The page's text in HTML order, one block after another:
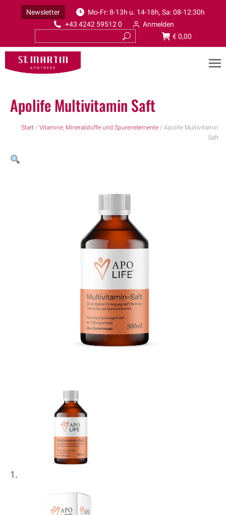
Newsletter
Mo-Fr: 8-13h u. 14-18h, Sa: 08-12:30h
+43 4242 59512 0
Anmelden
€0,00
Apolife Multivitamin Saft
Start / Vitamine, Mineralstoffe und Spurenelemente / Apolife Multivitamin
Saft